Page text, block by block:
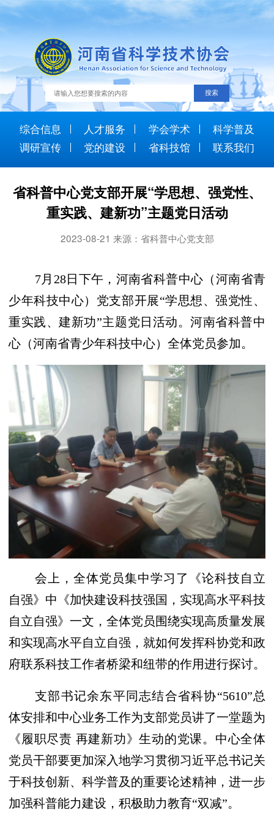
综合信息 人才服务 学会学术
科学普及
调研宣传
党的建设 省科技馆 联系我们
省科普中心党支部开展“学思想、强党性、
重实践、建新功”主题党日活动
2023-08-21 来源：省科普中心党支部
7月28日下午，河南省科普中心（河南省青
少年科技中心）党支部开展“学思想、强党性、
重实践、建新功”主题党日活动。河南省科普中
心（河南省青少年科技中心）全体党员参加。
会上，全体党员集中学习了《论科技自立
自强》中《加快建设科技强国，实现高水平科技
自立自强》一文，全体党员围绕实现高质量发展
和实现高水平自立自强，就如何发挥科协党和政
府联系科技工作者桥梁和纽带的作用进行探讨。
支部书记余东平同志结合省科协“5610”总
体安排和中心业务工作为支部党员讲了一堂题为
《履职尽责 再建新功》生动的党课。中心全体
党员干部要更加深入地学习贯彻习近平总书记关
于科技创新、科学普及的重要论述精神， 进一步
加强科普能力建设，积极助力教育“双减”。